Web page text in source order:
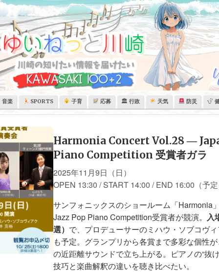
音楽 SPORTS 子育 応募 🏛 行政 天気 防災
Harmonia Concert Vol.28 ―
Piano Competition 受賞者ガラ
2025年11月9日（日）
OPEN 13:30 / START 14:00 / END 16:00（予
サンフォニックスのショールーム「Harmonia
Jazz Pop Piano Competition受賞者が競演。 入
選） で、プロデューサーのミハウ・ソブコヴ
も予定。グランプリから各賞まで多彩な個性
の近距離サウンドで立ち上がる。ピアノの“抜
技巧と楽曲解釈の違いを聴き比べたい。